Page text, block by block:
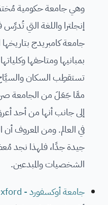
وهي جامعة حكومية
إنجلترا واللغة التي
جامعة كامبريدج بتاريخها
بمبانيها ومتاحفها
تستقطِب السكان والسيَّاح
ممَّا جَعَلَ من الجامعة
إلى جانب أنها من أحد أعرق
في العالم. ومن المعروف
جيدة جدًا، فلهذا نجد
الشخصيات والمبدعين.
جامعة أوكسفورد - University of Oxford: